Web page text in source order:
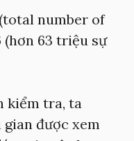
number of
(hơn 63 triệu sự
kiểm tra, ta
gian được xem